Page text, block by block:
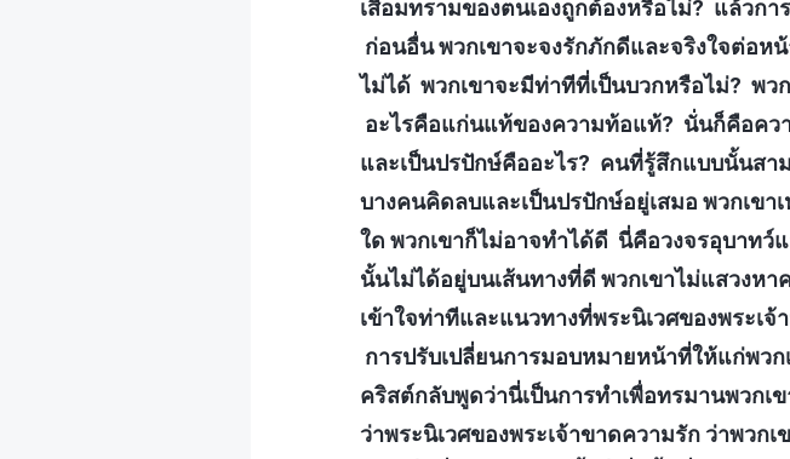
เสื่อมทรามของตนเองถูกต้องหรือไม่? แล้วก
ก่อนอื่น พวกเขาจะจงรักภักดีและจริงใจต่อห
ไม่ได้ พวกเขาจะมีท่าทีที่เป็นบวกหรือไม่? พว
อะไรคือแก่นแท้ของความท้อแท้? นั่นก็คือค
และเป็นปรปักษ์คืออะไร? คนที่รู้สึกแบบนั้นส
บางคนคิดลบและเป็นปรปักษ์อยู่เสมอ พวกเข
ใด พวกเขาก็ไม่อาจทำได้ดี นี่คือวงจรอุบาทว์
นั้นไม่ได้อยู่บนเส้นทางที่ดี พวกเขาไม่แสวงห
เข้าใจท่าทีและแนวทางที่พระนิเวศของพระเ
การปรับเปลี่ยนการมอบหมายหน้าที่ให้แก่พว
คริสต์กลับพูดว่านี่เป็นการทำเพื่อทรมานพวกเ
ว่าพระนิเวศของพระเจ้าขาดความรัก ว่าพวก